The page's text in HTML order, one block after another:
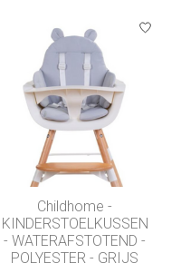
Childhome -
KINDERSTOELKUSSEN
- WATERAFSTOTEND -
POLYESTER - GRIJS